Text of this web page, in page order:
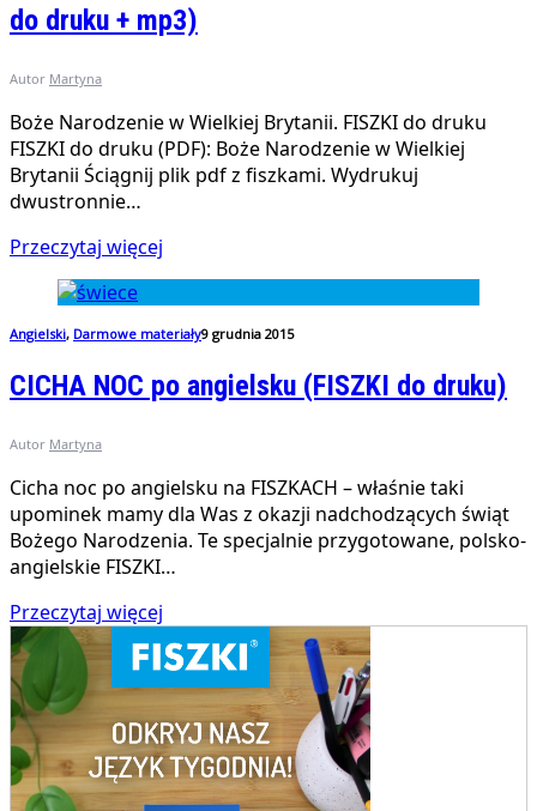
do druku + mp3)
Autor Martyna
Boże Narodzenie w Wielkiej Brytanii. FISZKI do druku
FISZKI do druku (PDF): Boże Narodzenie w Wielkiej
Brytanii Ściągnij plik pdf z fiszkami. Wydrukuj
dwustronnie…
Przeczytaj więcej
Angielski, Darmowe materiały9 grudnia 2015
CICHA NOC po angielsku (FISZKI do druku)
Autor Martyna
Cicha noc po angielsku na FISZKACH – właśnie taki
upominek mamy dla Was z okazji nadchodzących świąt
Bożego Narodzenia. Te specjalnie przygotowane, polsko-
angielskie FISZKI…
Przeczytaj więcej